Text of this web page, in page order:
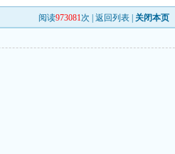
阅读973081次 |返回列表 关闭本页